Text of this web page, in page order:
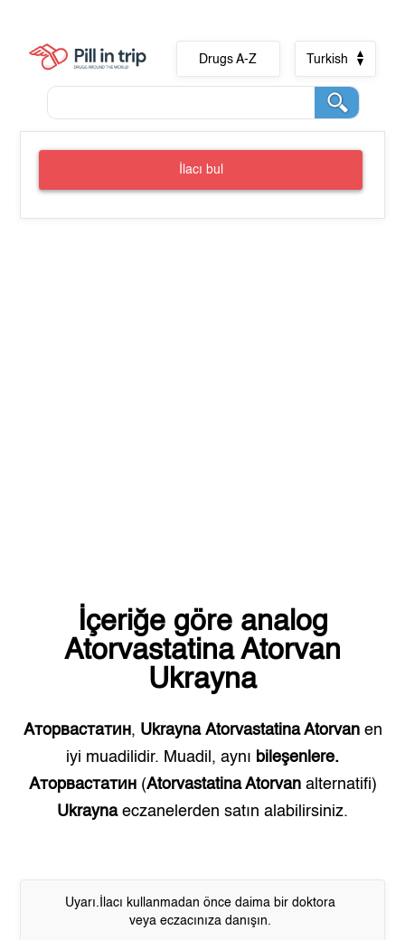
Drugs A-Z Turkish
İlacı bul
İçeriğe göre analog
Atorvastatina Atorvan
Ukrayna
Аторвастатин, Ukrayna Atorvastatina Atorvanen
iyi muadilidir. Muadil, aynı bileşenlere.
Аторвастатин(Atorvastatina Atorvanalternatifi)
Ukraynaeczanelerden satın alabilirsiniz.
Uyarı.İlacı kullanmadan önce daima bir doktora
veya eczacınıza danışın.